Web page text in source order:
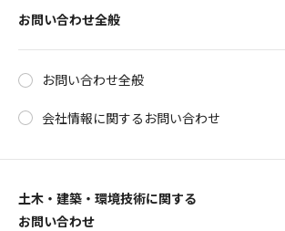
お問い合わせ全般
お問い合わせ全般
会社情報に関するお問い合わせ
土木・建築・環境技術に関する
お問い合わせ